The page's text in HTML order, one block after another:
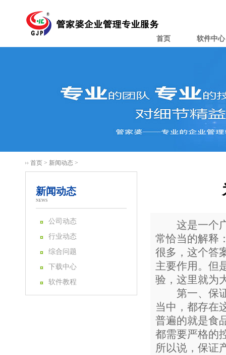
首页 软件中心
首页 > 新闻动态 >
新闻动态
NEWS
公司动态
行业动态
综合问题
下载中心
软件教程
这是一个广
常恰当的解释
很多，这个答
主要作用。但
验，这里就为
第一、保证
当中，都存在
普遍的就是食
都需要严格的
所以说，保证